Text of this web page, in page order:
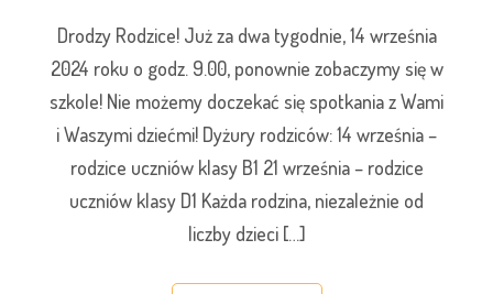
Drodzy Rodzice! Już za dwa tygodnie, 14 września
2024 roku o godz. 9.00, ponownie zobaczymy się w
szkole! Nie możemy doczekać się spotkania z Wami
i Waszymi dziećmi! Dyżury rodziców: 14 września –
rodzice uczniów klasy B1 21 września – rodzice
uczniów klasy D1 Każda rodzina, niezależnie od
liczby dzieci […]